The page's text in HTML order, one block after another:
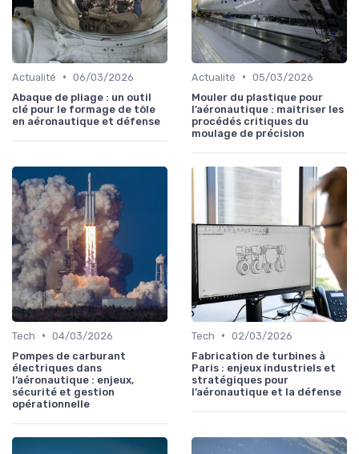
Actualité • 06/03/2026
Abaque de pliage : un outil
clé pour le formage de tôle
en aéronautique et défense
Actualité • 05/03/2026
Mouler du plastique pour
l’aéronautique : maîtriser les
procédés critiques du
moulage de précision
Tech • 04/03/2026
Pompes de carburant
électriques dans
l’aéronautique : enjeux,
sécurité et gestion
opérationnelle
Tech • 02/03/2026
Fabrication de turbines à
Paris : enjeux industriels et
stratégiques pour
l’aéronautique et la défense